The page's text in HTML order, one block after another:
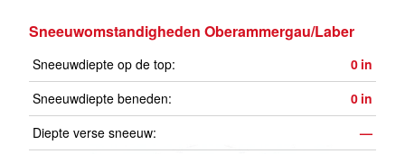
Sneeuwomstandigheden Oberammergau/Laber
Sneeuwdiepte op de top: 0 in
Sneeuwdiepte beneden:
0 in
Diepte verse sneeuw:
—